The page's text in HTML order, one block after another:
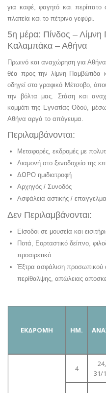
για καφέ, φαγητό και περίπατο
πλατεία και το πέτρινο γεφύρι.
5η μέρα: Πίνδος –
Καλαμπάκα – Αθήνα
Πρωινό και αναχώρηση για
θέα προς την λίμνη Παμβώτιδα
οδηγεί στο γραφικό Μέτσοβο,
την βόλτα μας. Στάση και
κομμάτι της Εγνατίας Οδού,
Αθήνα αργά το απόγευμα.
Περιλαμβάνονται:
Μεταφορές, εκδρομές με
Διαμονή στο ξενοδοχείο της
ΔΩΡΟ ημιδιατροφή
Αρχηγός / Συνοδός
Ασφάλεια αστικής /
Δεν Περιλαμβάνονται:
Είσοδοι σε μουσεία και
Ποτά, Εορταστικό δείπνο,
προαιρετικό
Έξτρα ασφάλιση προσωπικού
περίθαλψης, απώλειας
ΕΚΔΡΟΜΗ ΗΜ.
4
24,
31/